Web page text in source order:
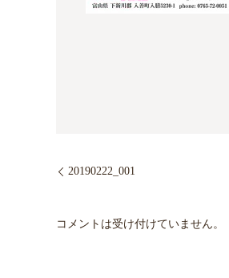
20190222_001
コメントは受け付けていません。